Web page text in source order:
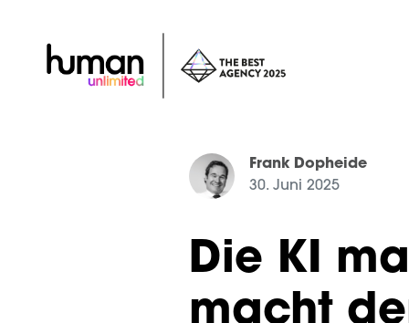
Frank Dopheide
30. Juni 2025
Die KI
macht